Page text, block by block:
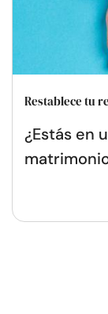
Restablece tu
¿Estás en